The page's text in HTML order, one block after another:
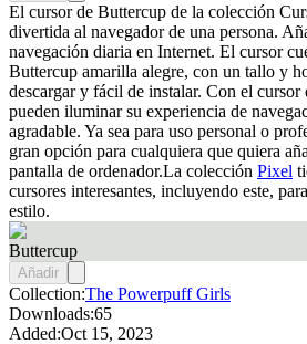
El cursor de Buttercup de la colección
divertida al navegador de una persona.
navegación diaria en Internet. El cursor
Buttercup amarilla alegre, con un tallo y
descargar y fácil de instalar. Con el
pueden iluminar su experiencia de
agradable. Ya sea para uso personal o
gran opción para cualquiera que quiera
pantalla de ordenador.La colección Pixel
cursores interesantes, incluyendo este,
estilo.
Buttercup
Añadir
Collection:The Powerpuff Girls
Downloads:65
Added:Oct 15, 2023